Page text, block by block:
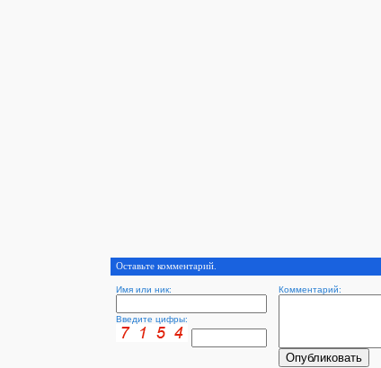
Оставьте комментарий.
Имя или ник: Комментарий:
Введите цифры: